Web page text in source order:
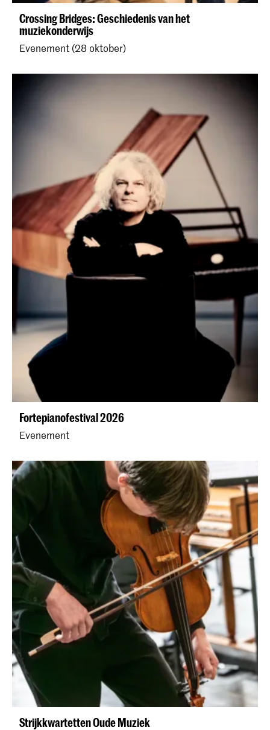
Crossing Bridges: Geschiedenis van het
muziekonderwijs
Evenement (28 oktober)
Fortepianofestival 2026
Evenement
Strijkkwartetten Oude Muziek